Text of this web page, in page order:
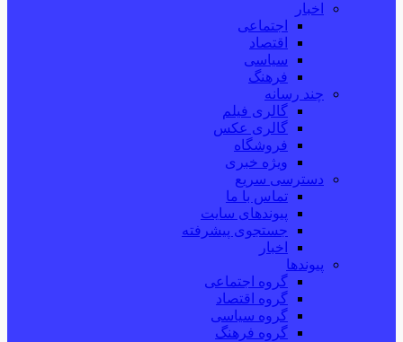
اخبار
اجتماعی
اقتصاد
سیاسی
فرهنگ
چند رسانه
گالری فیلم
گالری عکس
فروشگاه
ویژه خبری
دسترسی سریع
تماس با ما
پیوندهای سایت
جستجوی پیشرفته
اخبار
پیوندها
گروه اجتماعی
گروه اقتصاد
گروه سیاسی
گروه فرهنگ